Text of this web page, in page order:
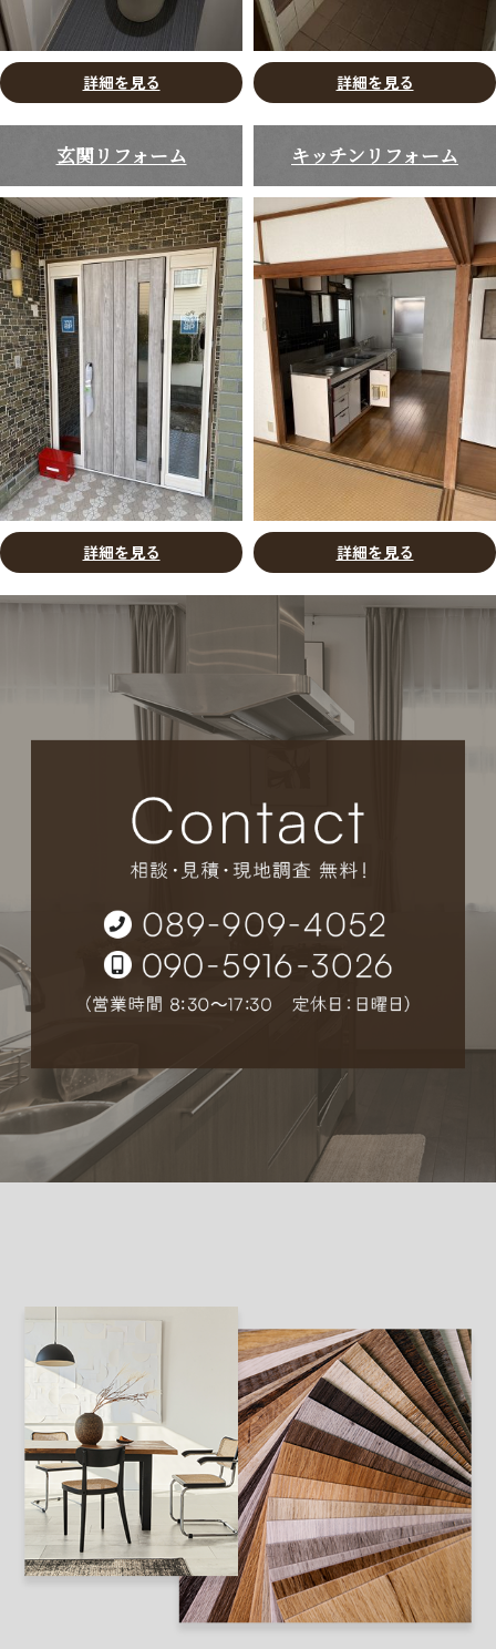
詳細を見る 詳細を見る
玄関リフォーム
詳細を見る
キッチンリフォーム
詳細を見る